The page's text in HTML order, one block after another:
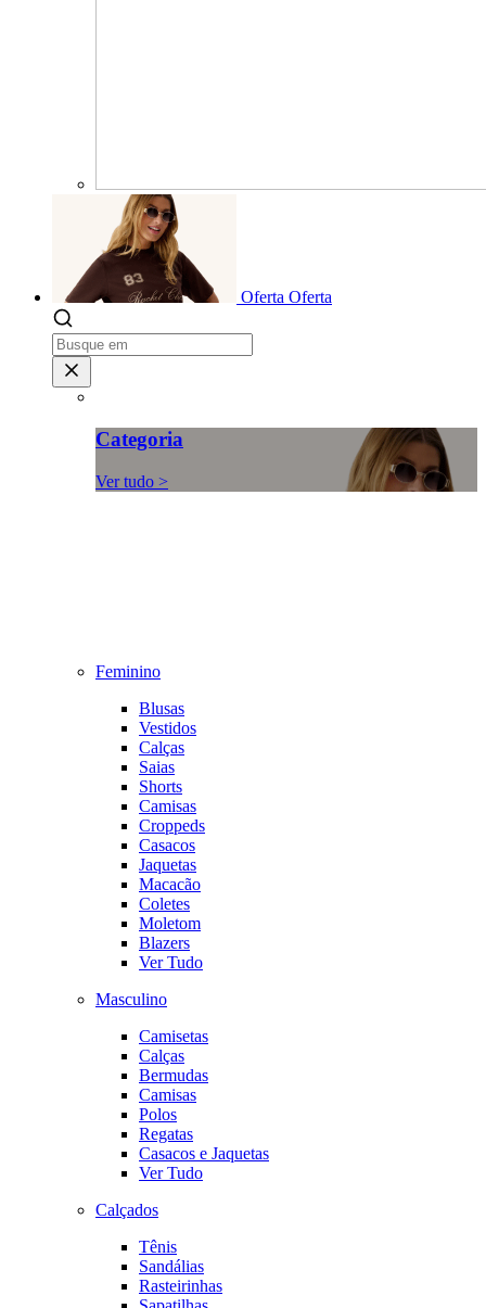
Oferta Oferta
Categoria
Ver tudo >
Feminino
Blusas
Vestidos
Calças
Saias
Shorts
Camisas
Croppeds
Casacos
Jaquetas
Macacão
Coletes
Moletom
Blazers
Ver Tudo
Masculino
Camisetas
Calças
Bermudas
Camisas
Polos
Regatas
Casacos e Jaquetas
Ver Tudo
Calçados
Tênis
Sandálias
Rasteirinhas